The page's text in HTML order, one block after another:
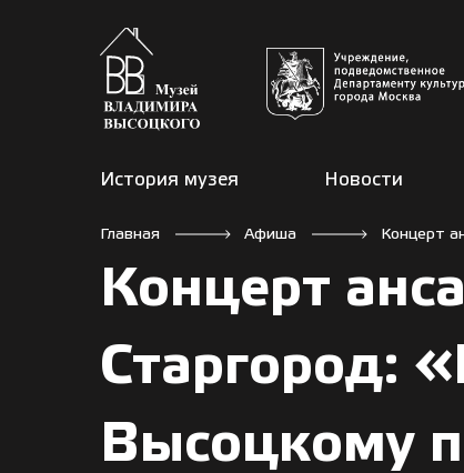
История музея Новости
Главная Афиша Концерт
Концерт
Старгород:
Высоцкому